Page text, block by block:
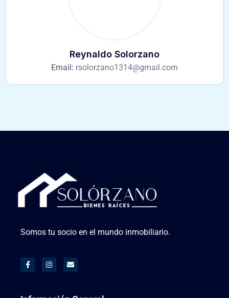
Reynaldo Solorzano
Email: rsolorzano1314@gmail.com
Somos tu socio en el mundo inmobiliario.